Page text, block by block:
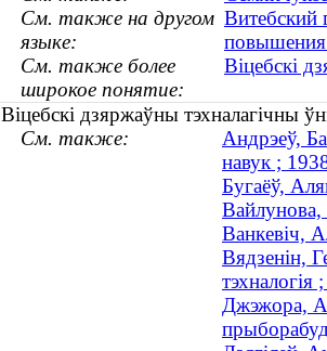
См. также на другом
языке:
Витебский
повышения
См. также более
широкое понятие:
Віцебскі
Віцебскі дзяржаўны тэхналагічны
См. также:
Андрэеў,
навук ;
Бугаёў,
Вайлунова,
Ванкевіч,
Вядзенін,
тэхналогія
Джэжора,